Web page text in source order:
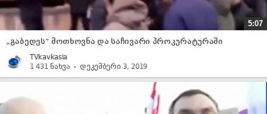
5:07
„გაბედეს“ მოთხოვნა და საჩივარი პროკურატურაში
TVkavkasia
1 431 ნახვა
დეკემბერი 3, 2019